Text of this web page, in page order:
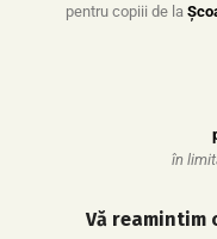
pentru copiii de la
în
Vă reamintim